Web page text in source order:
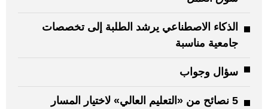
الذكاء الاصطناعي يرشد الطلبة إلى تخصصات
جامعية مناسبة
سؤال وجواب
5 نصائح من «التعليم العالي» لاختيار المسار